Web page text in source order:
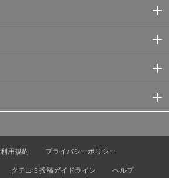
利用規約
プライバシーポリシー
クチコミ投稿ガイドライン ヘルプ